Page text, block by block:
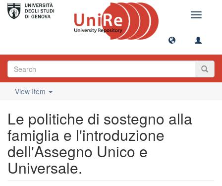
Toggle
View Item
Le politiche di sostegno alla
famiglia e l'introduzione
dell'Assegno Unico e
Universale.